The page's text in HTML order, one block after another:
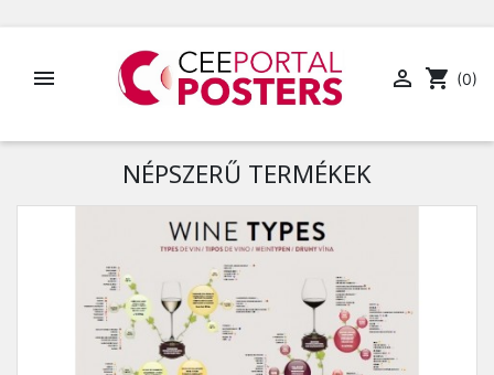
  shopping_cart (0)
NÉPSZERŰ TERMÉKEK